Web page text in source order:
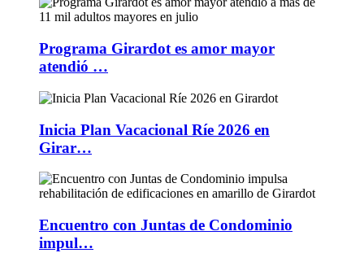
Programa Girardot es amor mayor
atendió …
Inicia Plan Vacacional Ríe 2026 en
Girar…
Encuentro con Juntas de Condominio
impul…